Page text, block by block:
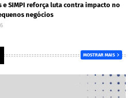
e SIMPI reforça luta contra impacto no
negócios
MOSTRAR MAIS